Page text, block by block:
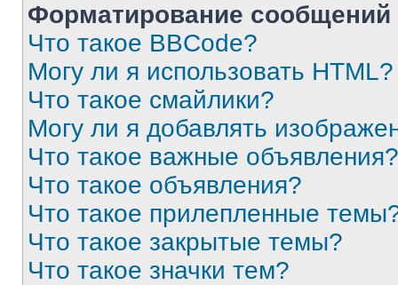
Форматирование
Что такое BBCode?
Могу ли я использовать HTML?
Что такое смайлики?
Могу ли я добавлять
Что такое важные объявления?
Что такое объявления?
Что такое прилепленные
Что такое закрытые темы?
Что такое значки тем?